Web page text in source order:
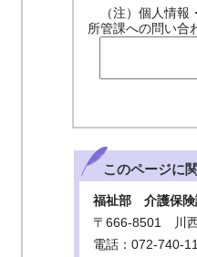
（注）個人情報
所管課への問い合
このページに
福祉部 介護保険
〒666-8501 川
電話：072-740-